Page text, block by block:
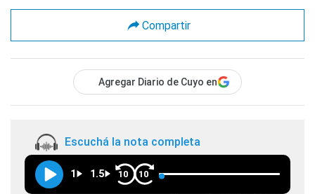
Compartir
Agregar Diario de Cuyo en
Escuchá la nota completa
1 1.5 10 10